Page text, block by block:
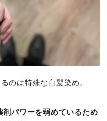
のは特殊な白髪染め。
パワーを弱めているため